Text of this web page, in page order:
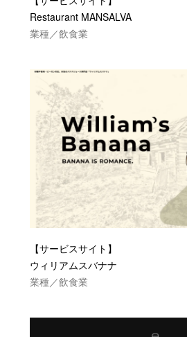
Restaurant MANSALVA
業種／飲食業
【サービスサイト】
ウィリアムスバナナ
業種／飲食業